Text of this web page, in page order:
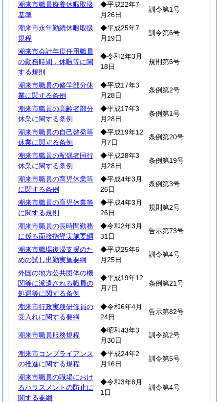
潮来市職員療養休暇取扱
基準
◆平成22年7
月26日
訓令第1号
潮来市永年勤続休暇取扱
規程
◆平成25年7
月19日
訓令第6号
潮来市会計年度任用職員
の勤務時間，休暇等に関
する規則
◆令和2年3月
18日
規則第6号
潮来市職員の修学部分休
業に関する条例
◆平成17年3
月28日
条例第2号
潮来市職員の高齢者部分
休業に関する条例
◆平成17年3
月28日
条例第1号
潮来市職員の自己啓発等
休業に関する条例
◆平成19年12
月7日
条例第20号
潮来市職員の配偶者同行
休業に関する条例
◆平成28年3
月28日
条例第19号
潮来市職員の育児休業等
に関する条例
◆平成4年3月
26日
条例第3号
潮来市職員の育児休業等
に関する規則
◆平成4年3月
26日
規則第2号
潮来市職員の長時間勤務
に係る面接指導実施要綱
◆令和2年3月
31日
告示第73号
潮来市職場復帰支援のた
めの試し出勤実施要綱
◆平成25年6
月25日
訓令第4号
外国の地方公共団体の機
関等に派遣される職員の
処遇等に関する条例
◆平成19年12
月7日
条例第21号
潮来市行政実務研修員の
受入れに関する要綱
◆令和6年4月
24日
告示第82号
潮来市職員服務規程
◆昭和43年3
月30日
訓令第2号
潮来市コンプライアンス
の推進に関する規程
◆平成24年2
月16日
訓令第5号
潮来市職員の職場におけ
るハラスメントの防止に
関する要綱
◆令和3年8月
1日
訓令第4号